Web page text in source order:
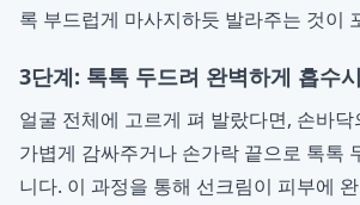
록 부드럽게 마사지하듯 발라주는 것이
3단계: 톡톡 두드려 완벽하게 흡수
얼굴 전체에 고르게 펴 발랐다면, 손바
가볍게 감싸주거나 손가락 끝으로 톡톡
니다. 이 과정을 통해 선크림이 피부에